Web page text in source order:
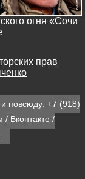
огня «Сочи
прав
и повсюду: +7 (918)
/ Вконтакте /